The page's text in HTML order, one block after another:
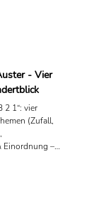
- Vier
2 1“: vier
(Zufall,
Einordnung –